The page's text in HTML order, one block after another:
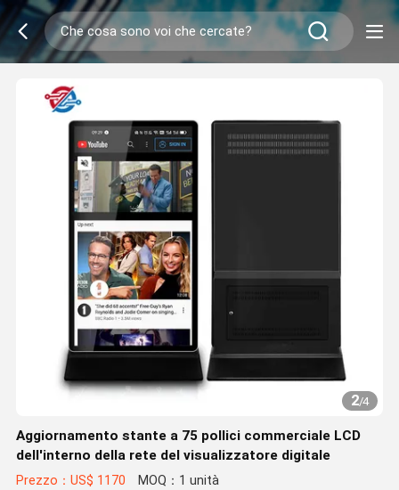
2/4
Aggiornamento stante a 75 pollici commerciale LCD
dell'interno della rete del visualizzatore digitale
Prezzo：US$ 1170 MOQ：1 unità